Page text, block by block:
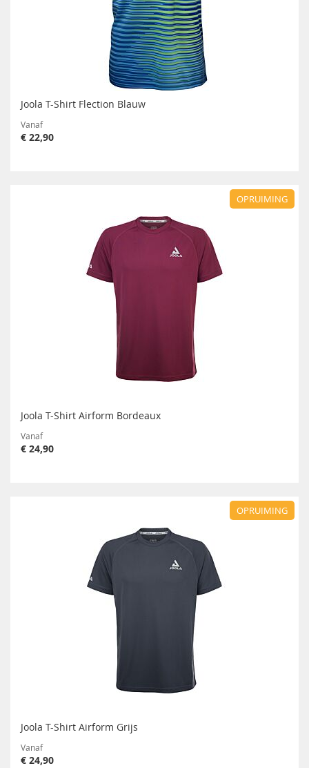
Joola T-Shirt Flection Blauw
Vanaf
€ 22,90
OPRUIMING
Joola T-Shirt Airform Bordeaux
Vanaf
€ 24,90
OPRUIMING
Joola T-Shirt Airform Grijs
Vanaf
€ 24,90